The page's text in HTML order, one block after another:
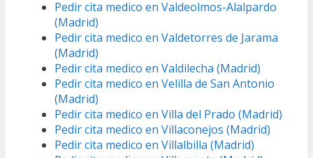
Pedir cita medico en Valdeolmos-Alalpardo
(Madrid)
Pedir cita medico en Valdetorres de Jarama
(Madrid)
Pedir cita medico en Valdilecha (Madrid)
Pedir cita medico en Velilla de San Antonio
(Madrid)
Pedir cita medico en Villa del Prado (Madrid)
Pedir cita medico en Villaconejos (Madrid)
Pedir cita medico en Villalbilla (Madrid)